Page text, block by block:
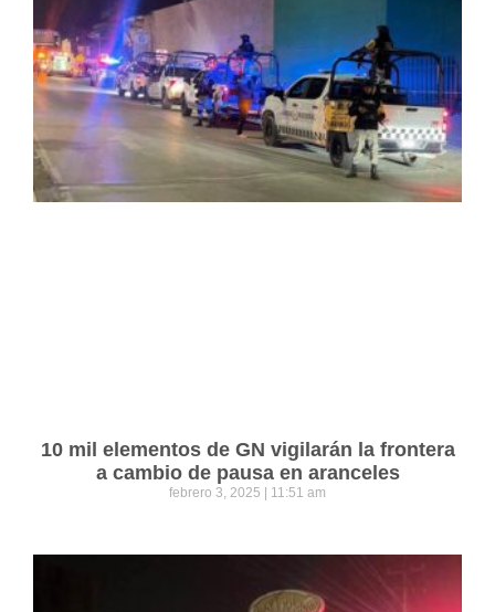
10 mil elementos de GN vigilarán la frontera
a cambio de pausa en aranceles
febrero 3, 2025 11:51 am